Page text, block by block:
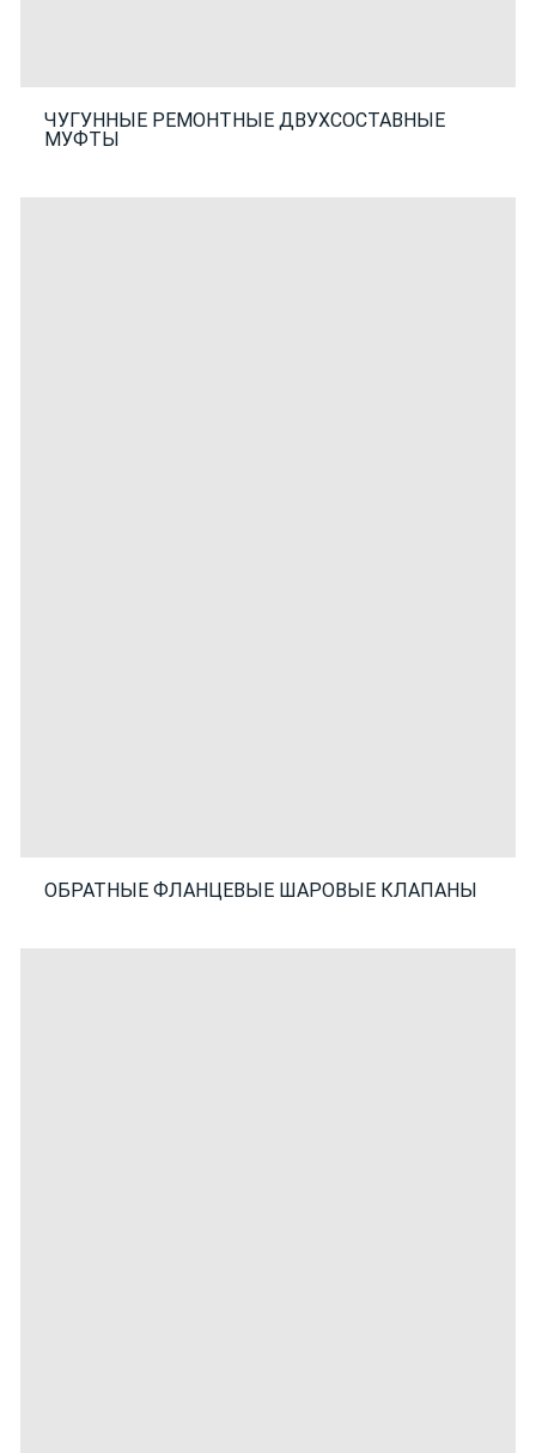
ЧУГУННЫЕ РЕМОНТНЫЕ ДВУХСОСТАВНЫЕ
МУФТЫ
ОБРАТНЫЕ ФЛАНЦЕВЫЕ ШАРОВЫЕ КЛАПАНЫ